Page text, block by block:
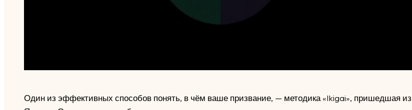
Один из эффективных способов понять, в чём ваше призвание, — методика «Ikigai», пришедшая из